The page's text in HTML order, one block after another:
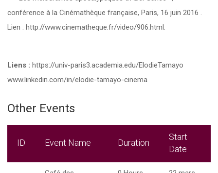
conférence à la Cinémathèque française, Paris, 16 juin 2016 .
Lien : http://www.cinematheque.fr/video/906.html.
Liens : https://univ-paris3.academia.edu/ElodieTamayo
www.linkedin.com/in/elodie-tamayo-cinema
Other Events
ID Event Name Duration
Start
Date